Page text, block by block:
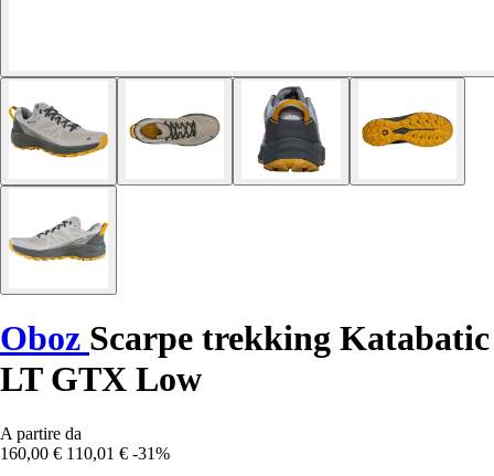
Oboz Scarpe trekking Katabatic
LT GTX Low
A partire da
160,00 € 110,01 € -31%